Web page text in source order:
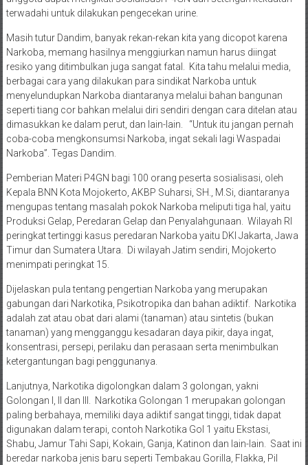
terwadahi untuk dilakukan pengecekan urine.
Masih tutur Dandim, banyak rekan-rekan kita yang dicopot karena
Narkoba, memang hasilnya menggiurkan namun harus diingat
resiko yang ditimbulkan juga sangat fatal. Kita tahu melalui media,
berbagai cara yang dilakukan para sindikat Narkoba untuk
menyelundupkan Narkoba diantaranya melalui bahan bangunan
seperti tiang cor bahkan melalui diri sendiri dengan cara ditelan atau
dimasukkan ke dalam perut, dan lain-lain. “Untuk itu jangan pernah
coba-coba mengkonsumsi Narkoba, ingat sekali lagi Waspadai
Narkoba”. Tegas Dandim.
Pemberian Materi P4GN bagi 100 orang peserta sosialisasi, oleh
Kepala BNN Kota Mojokerto, AKBP Suharsi, SH., M.Si, diantaranya
mengupas tentang masalah pokok Narkoba meliputi tiga hal, yaitu
Produksi Gelap, Peredaran Gelap dan Penyalahgunaan. Wilayah RI
peringkat tertinggi kasus peredaran Narkoba yaitu DKI Jakarta, Jawa
Timur dan Sumatera Utara. Di wilayah Jatim sendiri, Mojokerto
menimpati peringkat 15.
Dijelaskan pula tentang pengertian Narkoba yang merupakan
gabungan dari Narkotika, Psikotropika dan bahan adiktif. Narkotika
adalah zat atau obat dari alami (tanaman) atau sintetis (bukan
tanaman) yang mengganggu kesadaran daya pikir, daya ingat,
konsentrasi, persepi, perilaku dan perasaan serta menimbulkan
ketergantungan bagi penggunanya.
Lanjutnya, Narkotika digolongkan dalam 3 golongan, yakni
Golongan I, II dan III. Narkotika Golongan 1 merupakan golongan
paling berbahaya, memiliki daya adiktif sangat tinggi, tidak dapat
digunakan dalam terapi, contoh Narkotika Gol 1 yaitu Ekstasi,
Shabu, Jamur Tahi Sapi, Kokain, Ganja, Katinon dan lain-lain. Saat ini
beredar narkoba jenis baru seperti Tembakau Gorilla, Flakka, Pil